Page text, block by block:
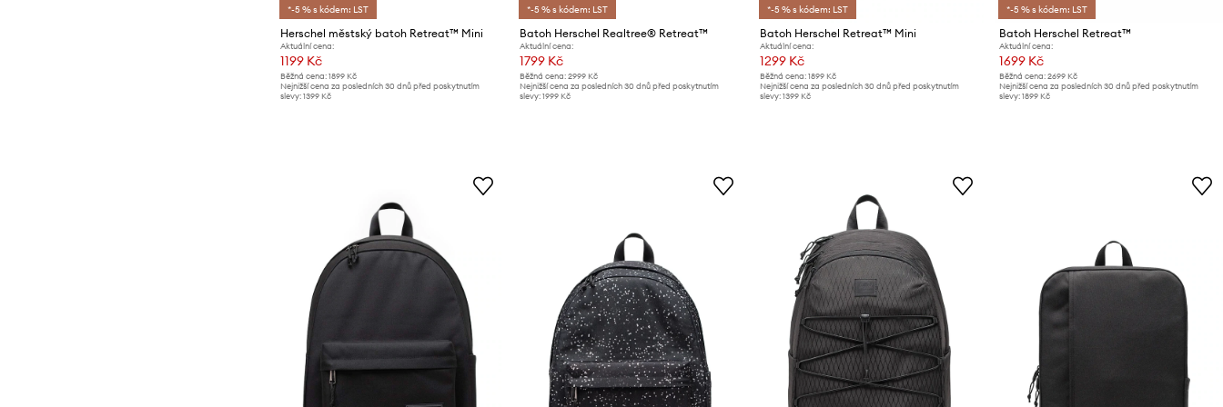
*-5 % s kódem: LST
Herschel městský batoh Retreat™ Mini
Aktuální cena:
1199 Kč
Běžná cena: 1899 Kč
Nejnižší cena za posledních 30 dnů před poskytnutím
slevy: 1399 Kč
*-5 % s kódem: LST
Batoh Herschel Realtree® Retreat™
Aktuální cena:
1799 Kč
Běžná cena: 2999 Kč
Nejnižší cena za posledních 30 dnů před poskytnutím
slevy: 1999 Kč
*-5 % s kódem: LST
Batoh Herschel Retreat™ Mini
Aktuální cena:
1299 Kč
Běžná cena: 1899 Kč
Nejnižší cena za posledních 30 dnů před poskytnutím
slevy: 1399 Kč
*-5 % s kódem: LST
Batoh Herschel Retreat™
Aktuální cena:
1699 Kč
Běžná cena: 2699 Kč
Nejnižší cena za posledních 30 dnů před poskytnutím
slevy: 1899 Kč